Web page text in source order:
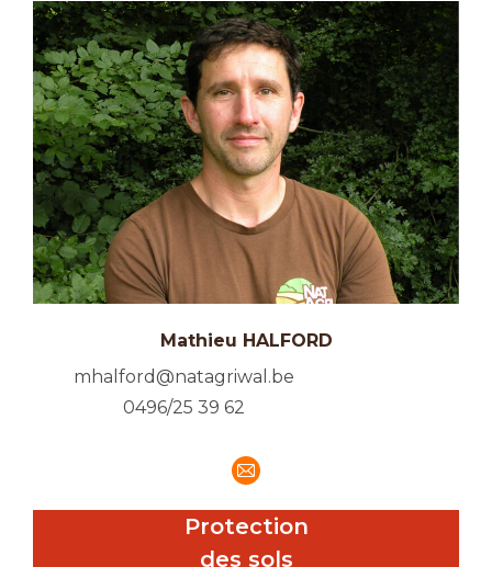
Mathieu HALFORD
mhalford@natagriwal.be
0496/25 39 62
E-
mail
Protection
des sols